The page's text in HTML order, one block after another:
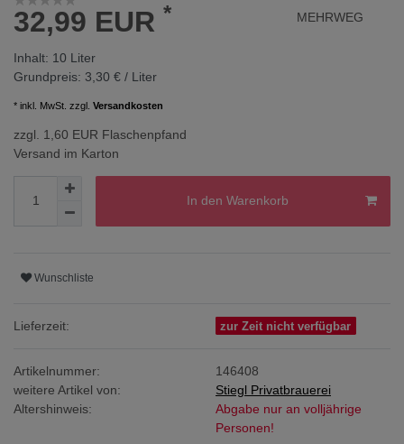
32,99 EUR *
Inhalt: 10 Liter
Grundpreis: 3,30 € / Liter
MEHRWEG
* inkl. MwSt. zzgl. Versandkosten
zzgl. 1,60 EUR Flaschenpfand
Versand im Karton
In den Warenkorb
Wunschliste
Lieferzeit: zur Zeit nicht verfügbar
Artikelnummer:
146408
weitere Artikel von:
Stiegl Privatbrauerei
Altershinweis:
Abgabe nur an volljährige
Personen!